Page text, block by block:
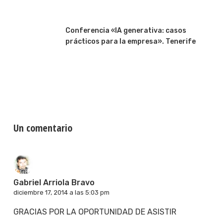
Conferencia «IA generativa: casos
prácticos para la empresa». Tenerife
Un comentario
Gabriel Arriola Bravo
diciembre 17, 2014 a las 5:03 pm
GRACIAS POR LA OPORTUNIDAD DE ASISTIR